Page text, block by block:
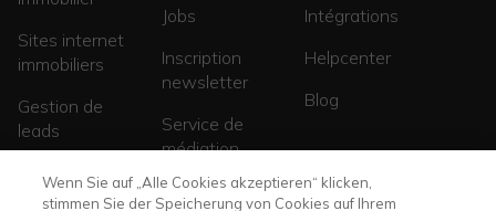
Sites internet
immobiliers
Gestion de
leads
Sites de
promotions
Jobs
Inscription
newsletter
Service de
médiation
Intégrations
Helpcenter
Blog
Wenn Sie auf „Alle Cookies akzeptieren“ klicken,
stimmen Sie der Speicherung von Cookies auf Ihrem